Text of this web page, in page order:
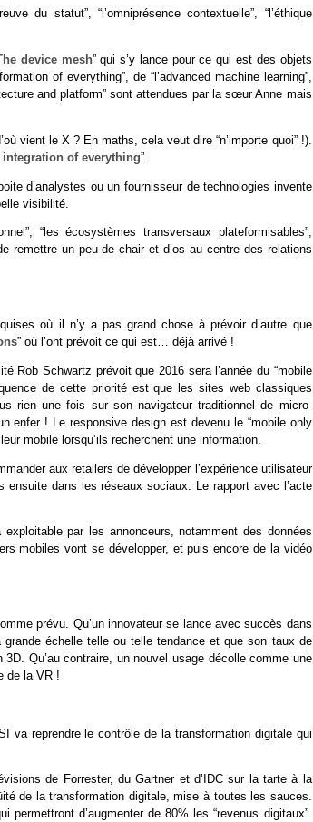
du statut”, “l’omniprésence contextuelle”, “l’éthique
device mesh” qui s’y lance pour ce qui est des objets
of everything”, de “l’advanced machine learning”,
and platform” sont attendues par la sœur Anne mais
vient le X ? En maths, cela veut dire “n’importe quoi” !).
integration of everything”.
d’analystes ou un fournisseur de technologies invente
visibilité.
“les écosystèmes transversaux plateformisables”,
remettre un peu de chair et d’os au centre des relations
où il n’y a pas grand chose à prévoir d’autre que
” où l’ont prévoit ce qui est… déjà arrivé !
Rob Schwartz prévoit que 2016 sera l’année du “mobile
de cette priorité est que les sites web classiques
rien une fois sur son navigateur traditionnel de micro-
enfer ! Le responsive design est devenu le “mobile only
mobile lorsqu’ils recherchent une information.
aux retailers de développer l’expérience utilisateur
ensuite dans les réseaux sociaux. Le rapport avec l’acte
par les annonceurs, notamment des données
mobiles vont se développer, et puis encore de la vidéo
prévu. Qu’un innovateur se lance avec succès dans
échelle telle ou telle tendance et que son taux de
Qu’au contraire, un nouvel usage décolle comme une
de la VR !
va reprendre le contrôle de la transformation digitale qui
de Forrester, du Gartner et d’IDC sur la tarte à la
de la transformation digitale, mise à toutes les sauces.
d’augmenter de 80% les “revenus digitaux”.